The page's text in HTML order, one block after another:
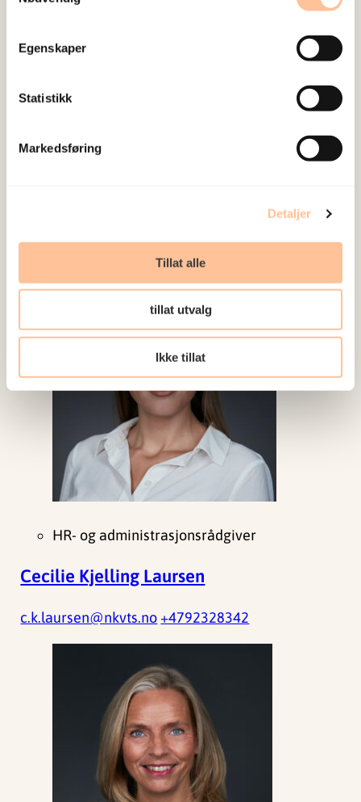
Egenskaper
Statistikk
Markedsføring
Detaljer
Tillat alle
tillat utvalg
Ikke tillat
HR- og administrasjonsrådgiver
Cecilie Kjelling Laursen
c.k.laursen@nkvts.no +4792328342